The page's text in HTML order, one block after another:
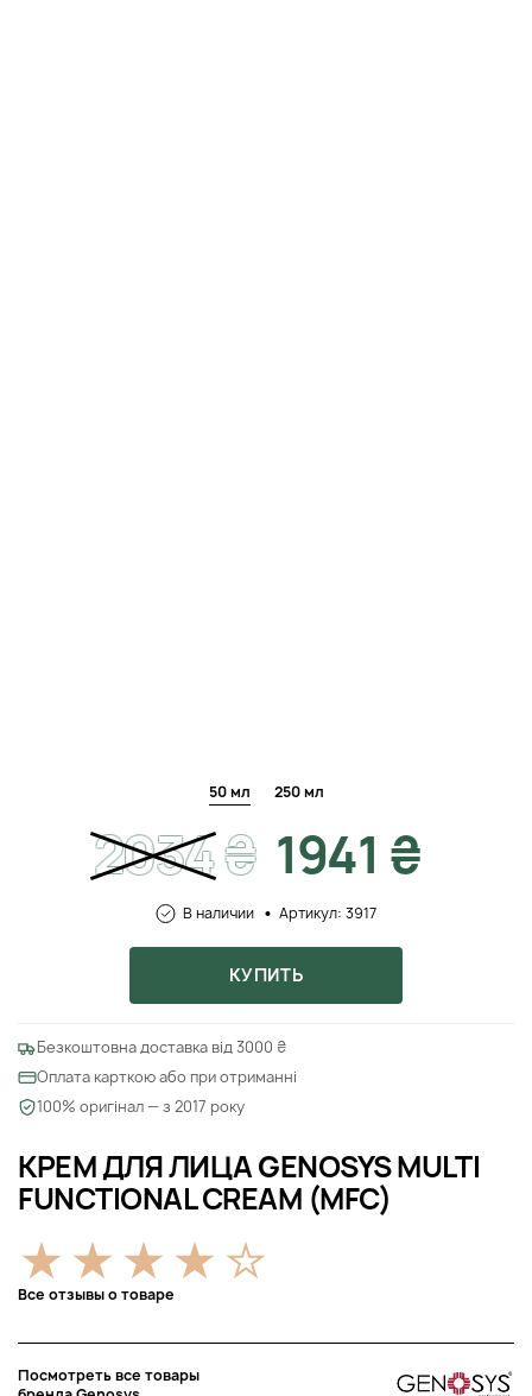
КРЕМ ДЛЯ ЛИЦА GENOSYS MULTI
FUNCTIONAL CREAM (MFC)
Все отзывы о товаре
Посмотреть все товары
50 мл 250 мл
2034₴ 1941 ₴
В наличии Артикул: 3917
КУПИТЬ
Безкоштовна доставка від 3000 ₴
Оплата карткою або при отриманні
100% оригінал — з 2017 року